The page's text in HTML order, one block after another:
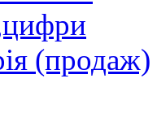
(продаж)